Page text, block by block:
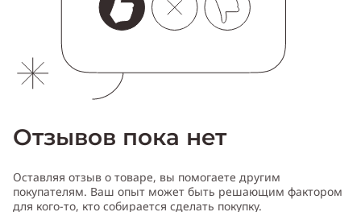
Отзывов пока нет
Оставляя отзыв о товаре, вы помогаете другим
покупателям. Ваш опыт может быть решающим фактором
для кого-то, кто собирается сделать покупку.